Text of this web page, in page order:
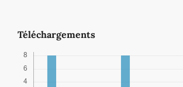
Téléchargements